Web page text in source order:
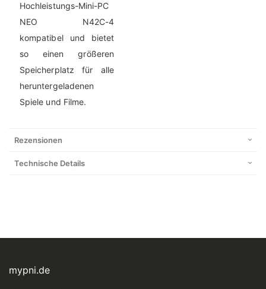
Hochleistungs-Mini-PC
NEO N42C-4
kompatibel und bietet
so einen größeren
Speicherplatz für alle
heruntergeladenen
Spiele und Filme.
Rezensionen
Technische Details
mypni.de